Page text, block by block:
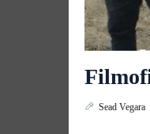
Sead Vegara